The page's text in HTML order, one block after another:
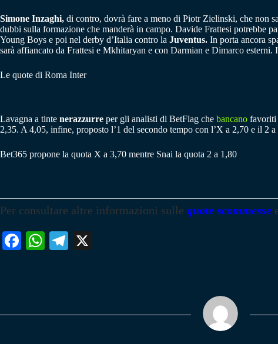
Simone Inzaghi, di contro, dovrà fare a meno di Piotr Zielinski, che non
dubbi sulla formazione che manderà in campo. Davide Frattesi potrebbe
Young Boys e poi nel derby d’Italia contro la Juventus. In porta ancora
sarà affiancato da Frattesi e Mkhitaryan e con Darmian e Dimarco
Le quote di Roma Inter
Lavagna a tinte nerazzurre per gli analisti di BetFlag che bancano favoriti
2,35. A 4,05, infine, proposto l’1 del secondo tempo con l’X a 2,70 e il 2 a
Bet365 propone la quota X a 3,70 mentre Snai la quota 2 a 1,80
Per consultare altre informazioni sulle quote scommesse
Fa W
pp
Te
m